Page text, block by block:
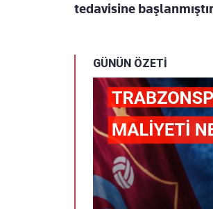
tedavisine
GÜNÜN ÖZETİ